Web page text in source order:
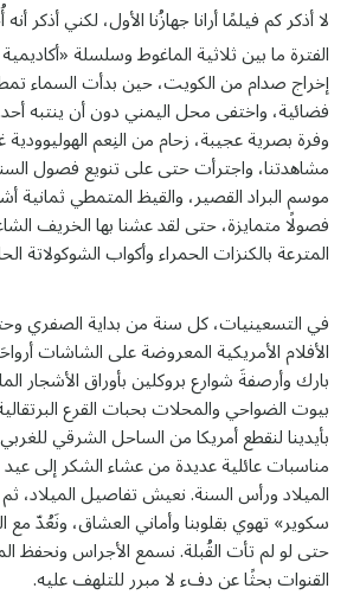
لا أذكر كم فيلمًا أرانا جهازُنا الأول، لكني أذكر
الفترة ما بين ثلاثية الماغوط وسلسلة
إخراج صدام من الكويت، حين بدأت السماء
فضائية، واختفى محل اليمني دون أن ينتبه
وفرة بصرية عجيبة، زحام من النِعم
مشاهدتنا، واجترأت حتى على تنويع فصول
موسم البراد القصير، والقيظ المتمطي ثمانية
فصولًا متمايزة، حتى لقد عشنا بها الخريف
المترعة بالكنزات الحمراء وأكواب الشوكولاتة
في التسعينيات، كل سنة من بداية الصفري
الأفلام الأمريكية المعروضة على الشاشات
بارك وأرصفةَ شوارع بروكلين بأوراق الأشجار
بيوت الضواحي والمحلات بحبات القرع
بأيدينا لنقطع أمريكا من الساحل الشرقي
مناسبات عائلية عديدة من عشاء الشكر إلى
الميلاد ورأس السنة. نعيش تفاصيل الميلاد، ثم
سكوير» تهوي بقلوبنا وأماني العشاق، ونَعُدّ
حتى لو لم تأت القُبلة. نسمع الأجراس ونحفظ
القنوات بحثًا عن دفء لا مبرر للتلهف عليه.